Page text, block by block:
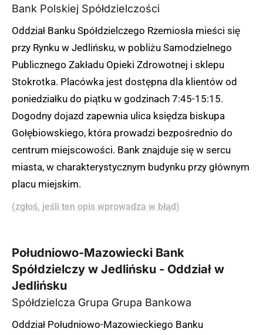
Bank Polskiej Spółdzielczości
Oddział Banku Spółdzielczego Rzemiosła mieści się
przy Rynku w Jedlińsku, w pobliżu Samodzielnego
Publicznego Zakładu Opieki Zdrowotnej i sklepu
Stokrotka. Placówka jest dostępna dla klientów od
poniedziałku do piątku w godzinach 7:45-15:15.
Dogodny dojazd zapewnia ulica księdza biskupa
Gołębiowskiego, która prowadzi bezpośrednio do
centrum miejscowości. Bank znajduje się w sercu
miasta, w charakterystycznym budynku przy głównym
placu miejskim.
(zgłoś, jeśli ten opis wprowadza w błąd)
Południowo-Mazowiecki Bank
Spółdzielczy w Jedlińsku - Oddział w
Jedlińsku
Spółdzielcza Grupa Grupa Bankowa
Oddział Południowo-Mazowieckiego Banku